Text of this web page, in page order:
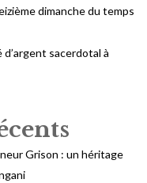
dimanche du temps
sacerdotal à
Grison : un héritage